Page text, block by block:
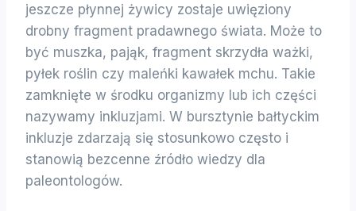
jeszcze płynnej żywicy zostaje uwięziony
drobny fragment pradawnego świata. Może to
być muszka, pająk, fragment skrzydła ważki,
pyłek roślin czy maleńki kawałek mchu. Takie
zamknięte w środku organizmy lub ich części
nazywamy inkluzjami. W bursztynie bałtyckim
inkluzje zdarzają się stosunkowo często i
stanowią bezcenne źródło wiedzy dla
paleontologów.